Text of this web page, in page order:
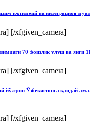
ижтимоий ва интеграцион
[/xfgiven_camera]
70 фоизлик улуш ва янги
[/xfgiven_camera]
йўлдош Ўзбекистонга қандай
[/xfgiven_camera]